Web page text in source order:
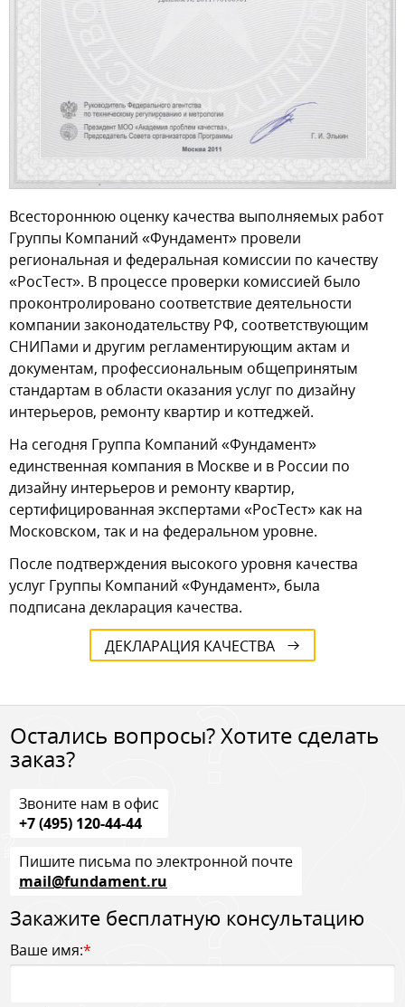
Всестороннюю оценку качества выполняемых работ
Группы Компаний «Фундамент» провели
региональная и федеральная комиссии по качеству
«РосТест». В процессе проверки комиссией было
проконтролировано соответствие деятельности
компании законодательству РФ, соответствующим
СНИПами и другим регламентирующим актам и
документам, профессиональным общепринятым
стандартам в области оказания услуг по дизайну
интерьеров, ремонту квартир и коттеджей.
На сегодня Группа Компаний «Фундамент»
единственная компания в Москве и в России по
дизайну интерьеров и ремонту квартир,
сертифицированная экспертами «РосТест» как на
Московском, так и на федеральном уровне.
После подтверждения высокого уровня качества
услуг Группы Компаний «Фундамент», была
подписана декларация качества.
ДЕКЛАРАЦИЯ КАЧЕСТВА
Остались вопросы? Хотите сделать
заказ?
Звоните нам в офис
+7 (495) 120-44-44
Пишите письма по электронной почте
mail@fundament.ru
Закажите бесплатную консультацию
Ваше имя:*